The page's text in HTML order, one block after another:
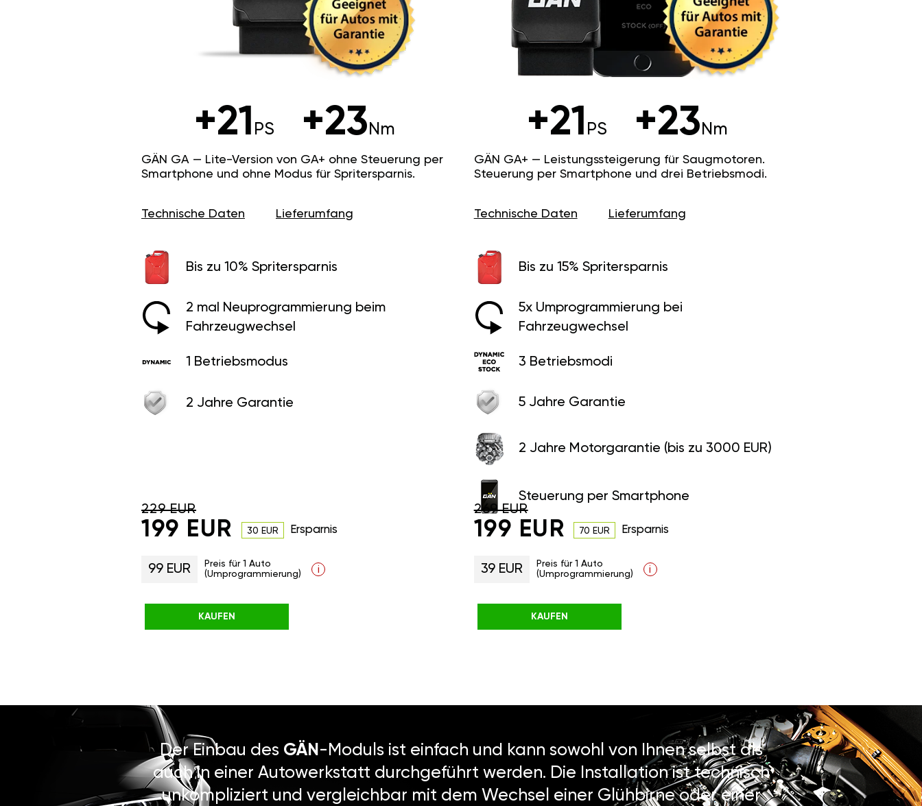
+21 PS +23Nm
GÄN GA+ — Leistungssteigerung für Saugmotoren.
Steuerung per Smartphone und drei Betriebsmodi.
Technische Daten Lieferumfang
Bis zu 15% Spritersparnis
5x Umprogrammierung bei
Fahrzeugwechsel
3 Betriebsmodi
5 Jahre Garantie
2 Jahre Motorgarantie (bis zu 3000 EUR)
Steuerung per Smartphone
269 EUR
199 EUR 70 EUR Ersparnis
39 EUR
Preis für 1 Auto
(Umprogrammierung)
i
KAUFEN
+21 PS +23Nm
GÄN GA — Lite-Version von GA+ ohne Steuerung per
Smartphone und ohne Modus für Spritersparnis.
Technische Daten Lieferumfang
Bis zu 10% Spritersparnis
2 mal Neuprogrammierung beim
Fahrzeugwechsel
1 Betriebsmodus
2 Jahre Garantie
229 EUR
199 EUR 30 EUR Ersparnis
99 EUR
Preis für 1 Auto
(Umprogrammierung)
i
KAUFEN
Der Einbau des GÄN-Moduls ist einfach und kann sowohl von Ihnen selbst als
auch in einer Autowerkstatt durchgeführt werden. Die Installation ist technisch
unkompliziert und vergleichbar mit dem Wechsel einer Glühbirne oder einer